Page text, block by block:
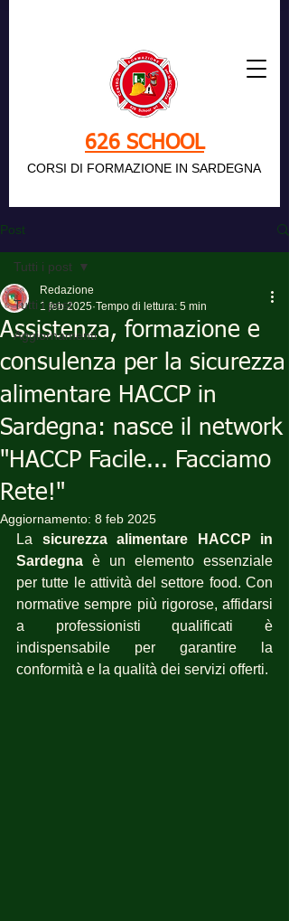
626 SCHOOL
CORSI DI FORMAZIONE IN SARDEGNA
Post
Tutti i post
Aggiornamenti
Tutti i post
Assistenza, formazione e
consulenza per la sicurezza
alimentare HACCP in
Sardegna: nasce il network
"HACCP Facile... Facciamo
Rete!"
Redazione
1 feb 2025 Tempo di lettura: 5 min
Aggiornamento: 8 feb 2025
La sicurezza alimentare HACCP in
Sardegna è un elemento essenziale
per tutte le attività del settore food. Con
normative sempre più rigorose, affidarsi
a professionisti qualificati è
indispensabile per garantire la
conformità e la qualità dei servizi offerti.